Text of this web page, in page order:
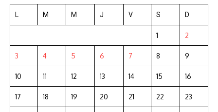
L M M J V S D
1 2
3 4 5 6 7 8 9
10 11 12 13 14 15 16
17 18 19 20 21 22 23